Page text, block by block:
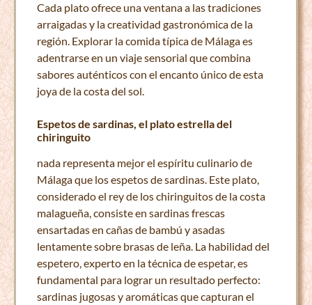
Cada plato ofrece una ventana a las tradiciones
arraigadas y la creatividad gastronómica de la
región. Explorar la comida típica de Málaga es
adentrarse en un viaje sensorial que combina
sabores auténticos con el encanto único de esta
joya de la costa del sol.
Espetos de sardinas, el plato estrella del
chiringuito
nada representa mejor el espíritu culinario de
Málaga que los espetos de sardinas. Este plato,
considerado el rey de los chiringuitos de la costa
malagueña, consiste en sardinas frescas
ensartadas en cañas de bambú y asadas
lentamente sobre brasas de leña. La habilidad del
espetero, experto en la técnica de espetar, es
fundamental para lograr un resultado perfecto:
sardinas jugosas y aromáticas que capturan el